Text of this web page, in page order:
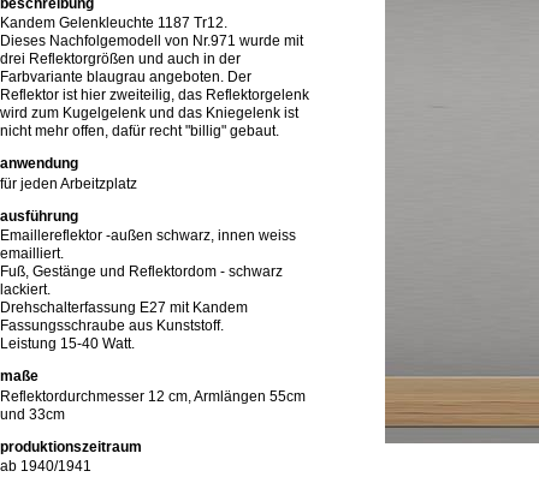
beschreibung
Kandem Gelenkleuchte 1187 Tr12.
Dieses Nachfolgemodell von Nr.971 wurde mit
drei Reflektorgrößen und auch in der
Farbvariante blaugrau angeboten. Der
Reflektor ist hier zweiteilig, das Reflektorgelenk
wird zum Kugelgelenk und das Kniegelenk ist
nicht mehr offen, dafür recht "billig" gebaut.
anwendung
für jeden Arbeitzplatz
ausführung
Emaillereflektor -außen schwarz, innen weiss
emailliert.
Fuß, Gestänge und Reflektordom - schwarz
lackiert.
Drehschalterfassung E27 mit Kandem
Fassungsschraube aus Kunststoff.
Leistung 15-40 Watt.
maße
Reflektordurchmesser 12 cm, Armlängen 55cm
und 33cm
produktionszeitraum
ab 1940/1941